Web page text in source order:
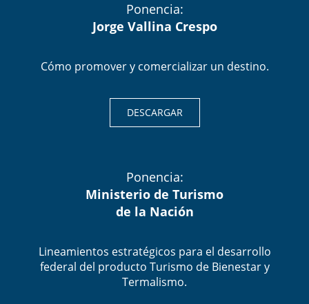
Ponencia:
Jorge Vallina Crespo
Cómo promover y comercializar un destino.
DESCARGAR
Ponencia:
Ministerio de Turismo
de la Nación
Lineamientos estratégicos para el desarrollo
federal del producto Turismo de Bienestar y
Termalismo.